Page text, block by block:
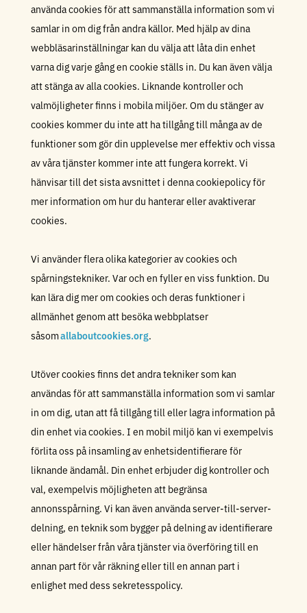
använda cookies för att sammanställa information som vi
samlar in om dig från andra källor. Med hjälp av dina
webbläsarinställningar kan du välja att låta din enhet
varna dig varje gång en cookie ställs in. Du kan även välja
att stänga av alla cookies. Liknande kontroller och
valmöjligheter finns i mobila miljöer. Om du stänger av
cookies kommer du inte att ha tillgång till många av de
funktioner som gör din upplevelse mer effektiv och vissa
av våra tjänster kommer inte att fungera korrekt. Vi
hänvisar till det sista avsnittet i denna cookiepolicy för
mer information om hur du hanterar eller avaktiverar
cookies.
Vi använder flera olika kategorier av cookies och
spårningstekniker. Var och en fyller en viss funktion. Du
kan lära dig mer om cookies och deras funktioner i
allmänhet genom att besöka webbplatser
såsomallaboutcookies.org.
Utöver cookies finns det andra tekniker som kan
användas för att sammanställa information som vi samlar
in om dig, utan att få tillgång till eller lagra information på
din enhet via cookies. I en mobil miljö kan vi exempelvis
förlita oss på insamling av enhetsidentifierare för
liknande ändamål. Din enhet erbjuder dig kontroller och
val, exempelvis möjligheten att begränsa
annonsspårning. Vi kan även använda server-till-server-
delning, en teknik som bygger på delning av identifierare
eller händelser från våra tjänster via överföring till en
annan part för vår räkning eller till en annan part i
enlighet med dess sekretesspolicy.